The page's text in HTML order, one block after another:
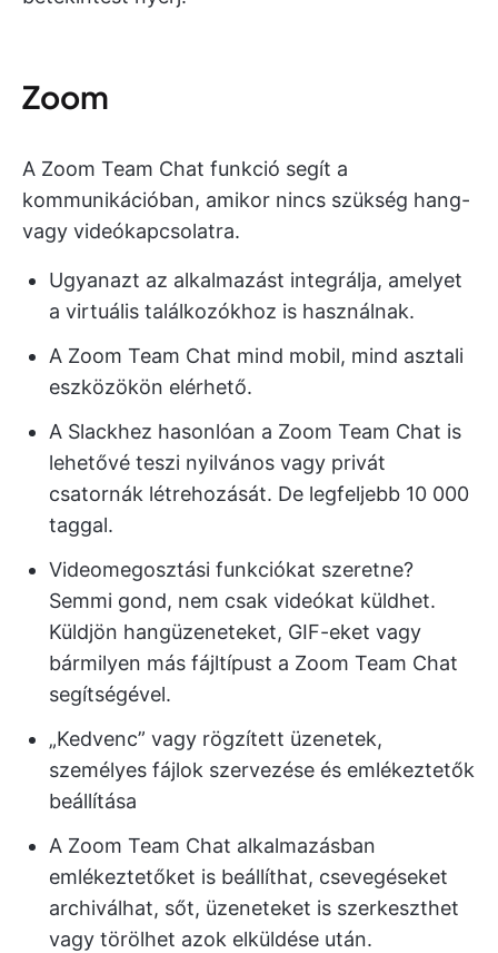
Zoom
A Zoom Team Chat funkció segít a
kommunikációban, amikor nincs szükség hang-
vagy videókapcsolatra.
Ugyanazt az alkalmazást integrálja, amelyet
a virtuális találkozókhoz is használnak.
A Zoom Team Chat mind mobil, mind asztali
eszközökön elérhető.
A Slackhez hasonlóan a Zoom Team Chat is
lehetővé teszi nyilvános vagy privát
csatornák létrehozását. De legfeljebb 10 000
taggal.
Videomegosztási funkciókat szeretne?
Semmi gond, nem csak videókat küldhet.
Küldjön hangüzeneteket, GIF-eket vagy
bármilyen más fájltípust a Zoom Team Chat
segítségével.
„Kedvenc” vagy rögzített üzenetek,
személyes fájlok szervezése és emlékeztetők
beállítása
A Zoom Team Chat alkalmazásban
emlékeztetőket is beállíthat, csevegéseket
archiválhat, sőt, üzeneteket is szerkeszthet
vagy törölhet azok elküldése után.